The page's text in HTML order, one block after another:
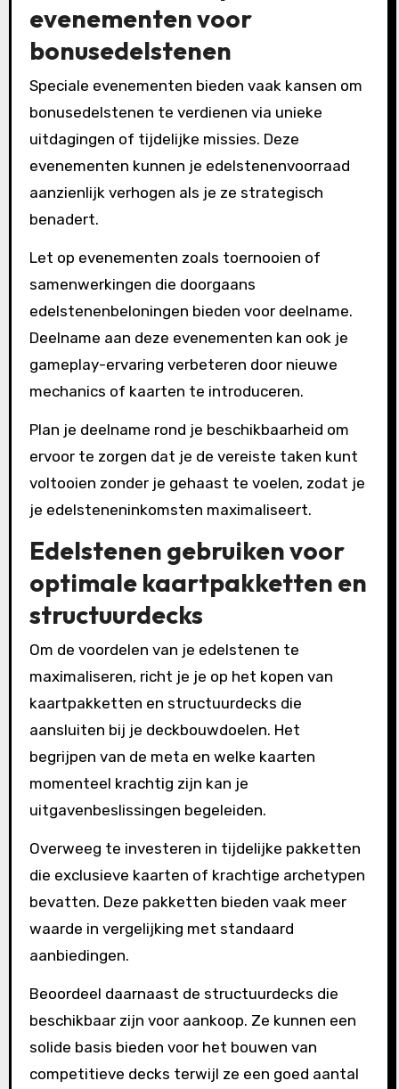
evenementen voor
bonusedelstenen
Speciale evenementen bieden vaak kansen om
bonusedelstenen te verdienen via unieke
uitdagingen of tijdelijke missies. Deze
evenementen kunnen je edelstenenvoorraad
aanzienlijk verhogen als je ze strategisch
benadert.
Let op evenementen zoals toernooien of
samenwerkingen die doorgaans
edelstenenbeloningen bieden voor deelname.
Deelname aan deze evenementen kan ook je
gameplay-ervaring verbeteren door nieuwe
mechanics of kaarten te introduceren.
Plan je deelname rond je beschikbaarheid om
ervoor te zorgen dat je de vereiste taken kunt
voltooien zonder je gehaast te voelen, zodat je
je edelsteneninkomsten maximaliseert.
Edelstenen gebruiken voor
optimale kaartpakketten en
structuurdecks
Om de voordelen van je edelstenen te
maximaliseren, richt je je op het kopen van
kaartpakketten en structuurdecks die
aansluiten bij je deckbouwdoelen. Het
begrijpen van de meta en welke kaarten
momenteel krachtig zijn kan je
uitgavenbeslissingen begeleiden.
Overweeg te investeren in tijdelijke pakketten
die exclusieve kaarten of krachtige archetypen
bevatten. Deze pakketten bieden vaak meer
waarde in vergelijking met standaard
aanbiedingen.
Beoordeel daarnaast de structuurdecks die
beschikbaar zijn voor aankoop. Ze kunnen een
solide basis bieden voor het bouwen van
competitieve decks terwijl ze een goed aantal